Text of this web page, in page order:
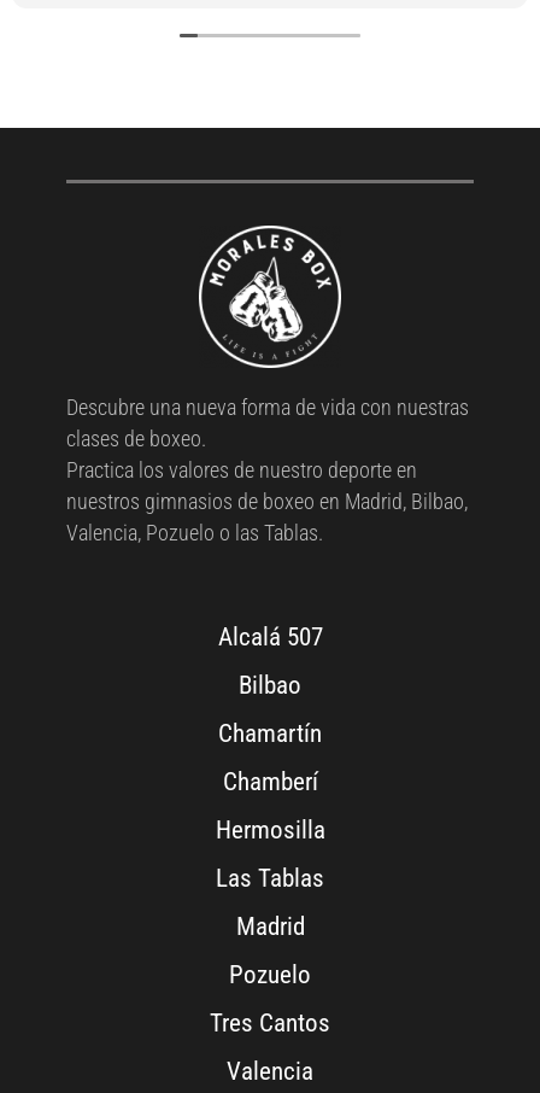
Descubre una nueva forma de vida con nuestras
clases de boxeo.
Practica los valores de nuestro deporte en
nuestros gimnasios de boxeo en Madrid, Bilbao,
Valencia, Pozuelo o las Tablas.
Alcalá 507
Bilbao
Chamartín
Chamberí
Hermosilla
Las Tablas
Madrid
Pozuelo
Tres Cantos
Valencia